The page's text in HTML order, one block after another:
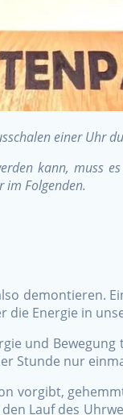
einer Uhr
kann, muss
im Folgenden.
demontieren.
Energie in
und
Stunde nur
vorgibt,
Lauf des